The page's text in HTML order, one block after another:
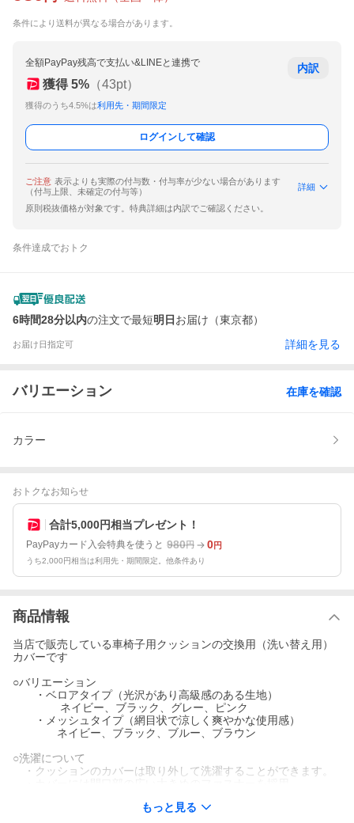
条件により送料が異なる場合があります。
全額PayPay残高で支払い&LINEと連携で
獲得 5% （43pt）
獲得のうち4.5%は利用先・期間限定
内訳
ログインして確認
ご注意 表示よりも実際の付与数・付与率が少ない場合があります
（付与上限、未確定の付与等）
詳細
原則税抜価格が対象です。特典詳細は内訳でご確認ください。
条件達成でおトク
6時間28分以内の注文で最短明日 お届け（東京都）
お届け日指定可 詳細を見る
バリエーション 在庫を確認
カラー
おトクなお知らせ
合計5,000円相当プレゼント！
PayPayカード入会特典を使うと 980円 0円
うち2,000円相当は利用先・期間限定。他条件あり
商品情報
当店で販売している車椅子用クッションの交換用（洗い替え用）
カバーです
○バリエーション
・ベロアタイプ（光沢があり高級感のある生地）
ネイビー、ブラック、グレー、ピンク
・メッシュタイプ（網目状で涼しく爽やかな使用感）
ネイビー、ブラック、ブルー、ブラウン
○洗濯について
・クッションのカバーは取り外して洗濯することができます。
もっと見る